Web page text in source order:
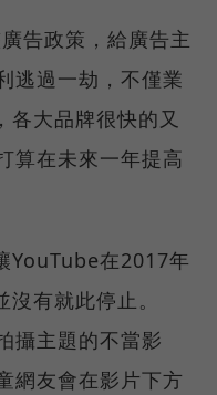
告政策，給廣告主
逃過一劫，不僅業
各大品牌很快的又
算在未來一年提高
YouTube在2017年
有就此停止。
攝主題的不當影
網友會在影片下方